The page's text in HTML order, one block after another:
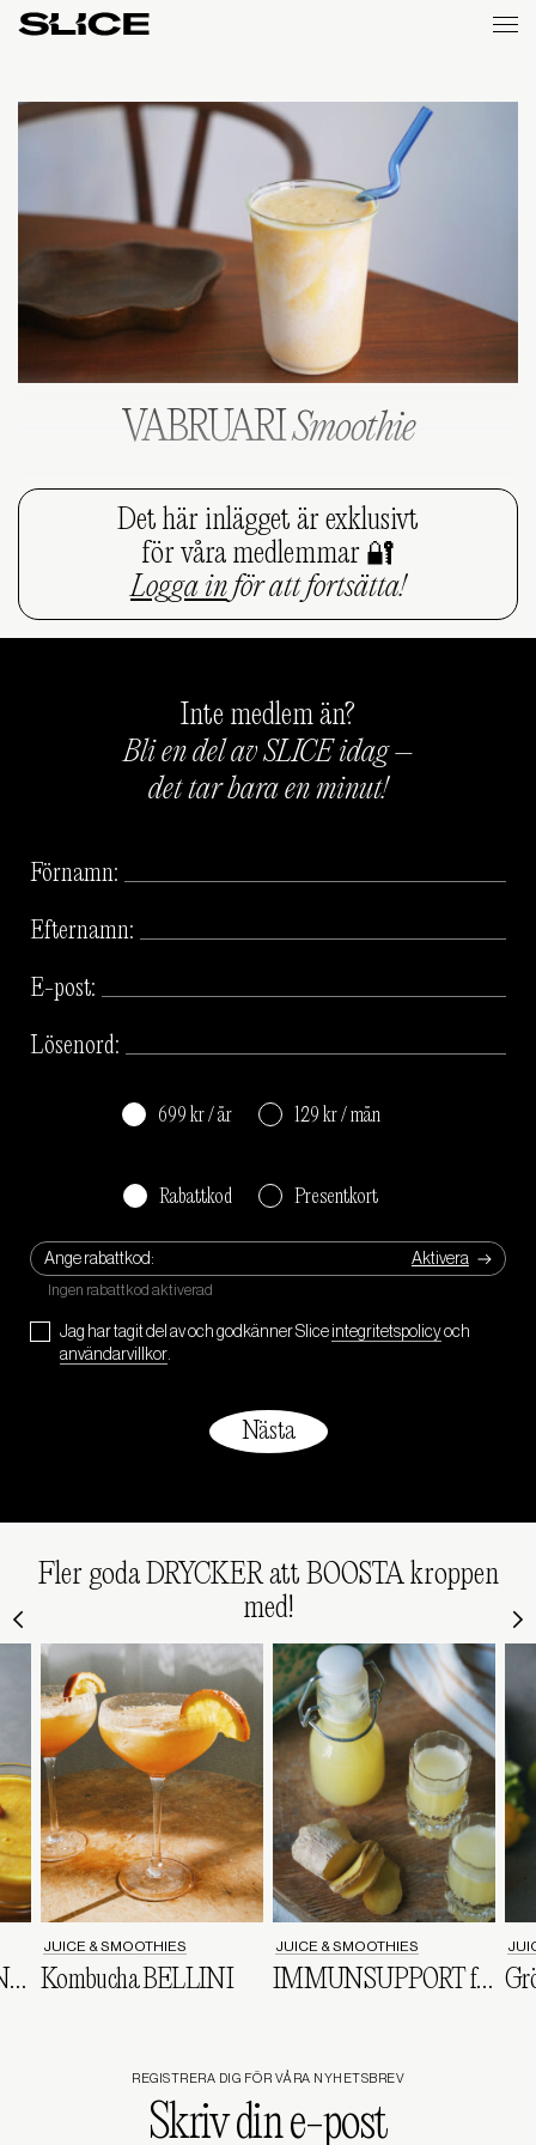
Slice
VABRUARISmoothie
Det här inlägget är exklusivt
för våra medlemmar 🔐
Logga inför att fortsätta!
Inte medlem än?
Bli en del av SLICE idag –
det tar bara en minut!
Förnamn:
Efternamn:
E-post:
Lösenord:
699 kr / år 129 kr / mån
Rabattkod Presentkort
Ange rabattkod:
Jag har tagit del av och godkänner Slice integritetspolicyoch
användarvillkor.
Fler goda DRYCKER att BOOSTA kroppen
med!
Ge din FÖRKYLNING en smocka
JUICE & SMOOTHIES
Kombucha BELLINI
JUICE & SMOOTHIES
IMMUNSUPPORT för flera dagar
REGISTRERA DIG FÖR VÅRA NYHETSBREV
din